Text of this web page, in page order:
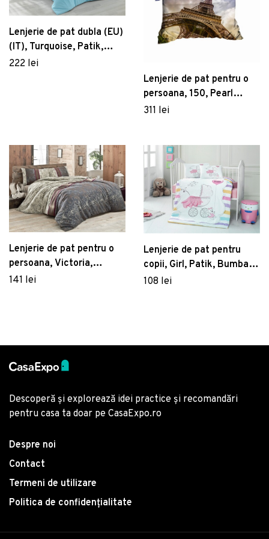
Lenjerie de pat dubla (EU)
(IT), Turquoise, Patik,
Bumbac Ranforce
222 lei
Lenjerie de pat pentru o
persoana, 150, Pearl
Home, Poliester Satinat
311 lei
Lenjerie de pat pentru o
persoana, Victoria,
Hurrem, 3 piese, amestec
141 lei
Lenjerie de pat pentru
copii, Girl, Patik, Bumbac
Ranforce
108 lei
Descoperă și explorează idei practice și recomandări
pentru casa ta doar pe CasaExpo.ro
Despre noi
Contact
Termeni de utilizare
Politica de confidențialitate